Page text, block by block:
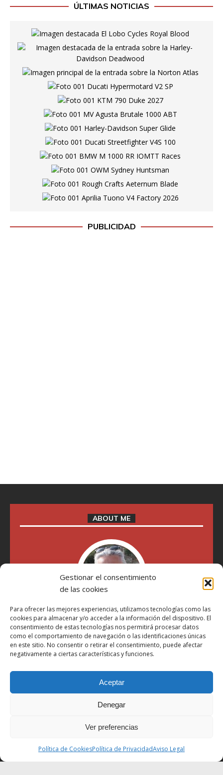
Gestionar el consentimiento
de las cookies
Para ofrecer las mejores experiencias, utilizamos tecnologías como las
cookies para almacenar y/o acceder a la información del dispositivo. El
consentimiento de estas tecnologías nos permitirá procesar datos
como el comportamiento de navegación o las identificaciones únicas
en este sitio. No consentir o retirar el consentimiento, puede afectar
negativamente a ciertas características y funciones.
Aceptar
Denegar
Ver preferencias
Política de CookiesPolítica de PrivacidadAviso Legal
ÚLTIMAS NOTICIAS
PUBLICIDAD
ABOUT ME
"Soy Manel Hospido, nací en Valencia en 1969 y desde el
año 2007 he escrito sobre motos en distintos medios.
Millatrece.com es una apuesta por escribir sobre lo que me
gusta de manera sincera y honesta. Pasa, ponte cómodo y
Aviso Legal